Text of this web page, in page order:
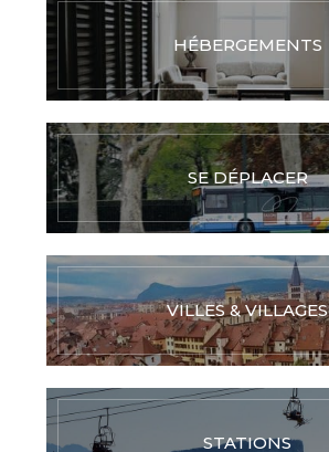
HÉBERGEMENTS
SE DÉPLACER
VILLES & VILLAGES
STATIONS